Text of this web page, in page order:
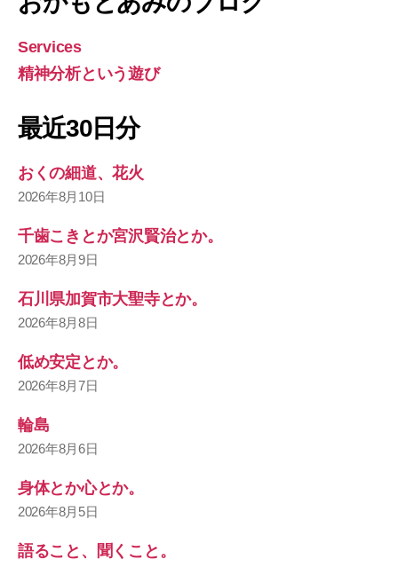
Services
精神分析という遊び
最近30日分
おくの細道、花火
2026年8月10日
千歯こきとか宮沢賢治とか。
2026年8月9日
石川県加賀市大聖寺とか。
2026年8月8日
低め安定とか。
2026年8月7日
輪島
2026年8月6日
身体とか心とか。
2026年8月5日
語ること、聞くこと。